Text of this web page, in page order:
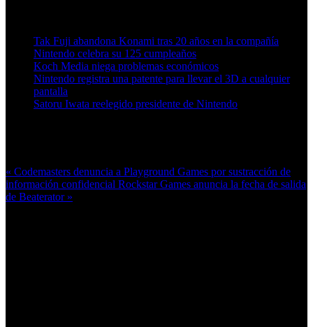
Tak Fuji abandona Konami tras 20 años en la compañía
Nintendo celebra su 125 cumpleaños
Koch Media niega problemas económicos
Nintendo registra una patente para llevar el 3D a cualquier
pantalla
Satoru Iwata reelegido presidente de Nintendo
« Codemasters denuncia a Playground Games por sustracción de
información confidencial Rockstar Games anuncia la fecha de salida
de Beaterator »